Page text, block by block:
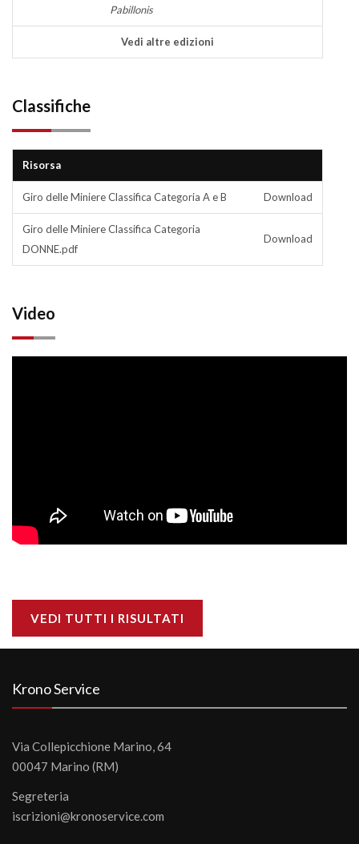
Pabillonis
Vedi altre edizioni
Classifiche
Risorsa
Giro delle Miniere Classifica Categoria A e B Download
Giro delle Miniere Classifica Categoria
DONNE.pdf
Download
Video
VEDI TUTTI I RISULTATI
Krono Service
Via Collepicchione Marino, 64
00047 Marino (RM)
Segreteria
iscrizioni@kronoservice.com